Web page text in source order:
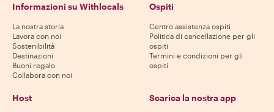
Informazioni su Withlocals
La nostra storia
Lavora con noi
Sostenibilità
Destinazioni
Buoni regalo
Collabora con noi
Ospiti
Centro assistenza ospiti
Politica di cancellazione per gli
ospiti
Termini e condizioni per gli
ospiti
Host Scarica la nostra app